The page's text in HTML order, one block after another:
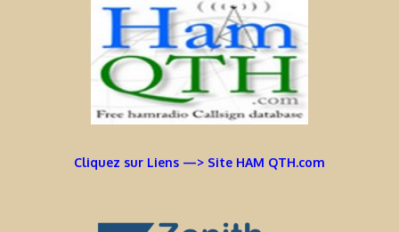
Cliquez sur Liens —> Site HAM QTH.com